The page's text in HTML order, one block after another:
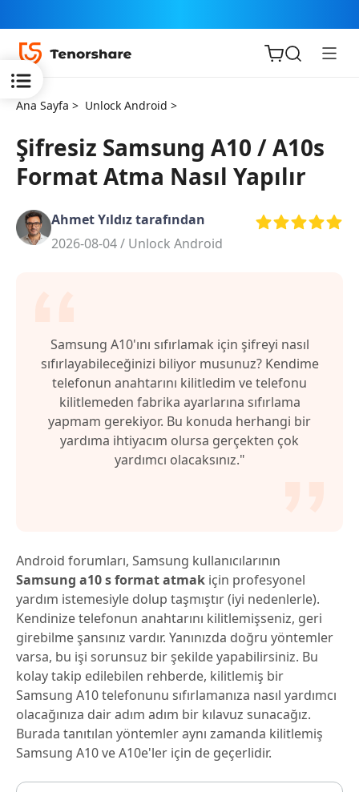
ReiBoot
Ana Sayfa > Unlock Android >
Şifresiz Samsung A10 / A10s
Format Atma Nasıl Yapılır
Ahmet Yıldız tarafından
2026-08-04 / Unlock Android
Samsung A10'ını sıfırlamak için şifreyi nasıl
sıfırlayabileceğinizi biliyor musunuz? Kendime
telefonun anahtarını kilitledim ve telefonu
kilitlemeden fabrika ayarlarına sıfırlama
yapmam gerekiyor. Bu konuda herhangi bir
yardıma ihtiyacım olursa gerçekten çok
yardımcı olacaksınız."
Android forumları, Samsung kullanıcılarının
Samsung a10 s format atmak için profesyonel
yardım istemesiyle dolup taşmıştır (iyi nedenlerle).
Kendinize telefonun anahtarını kilitlemişseniz, geri
girebilme şansınız vardır. Yanınızda doğru yöntemler
varsa, bu işi sorunsuz bir şekilde yapabilirsiniz. Bu
kolay takip edilebilen rehberde, kilitlemiş bir
Samsung A10 telefonunu sıfırlamanıza nasıl yardımcı
olacağınıza dair adım adım bir kılavuz sunacağız.
Burada tanıtılan yöntemler aynı zamanda kilitlemiş
Samsung A10 ve A10e'ler için de geçerlidir.